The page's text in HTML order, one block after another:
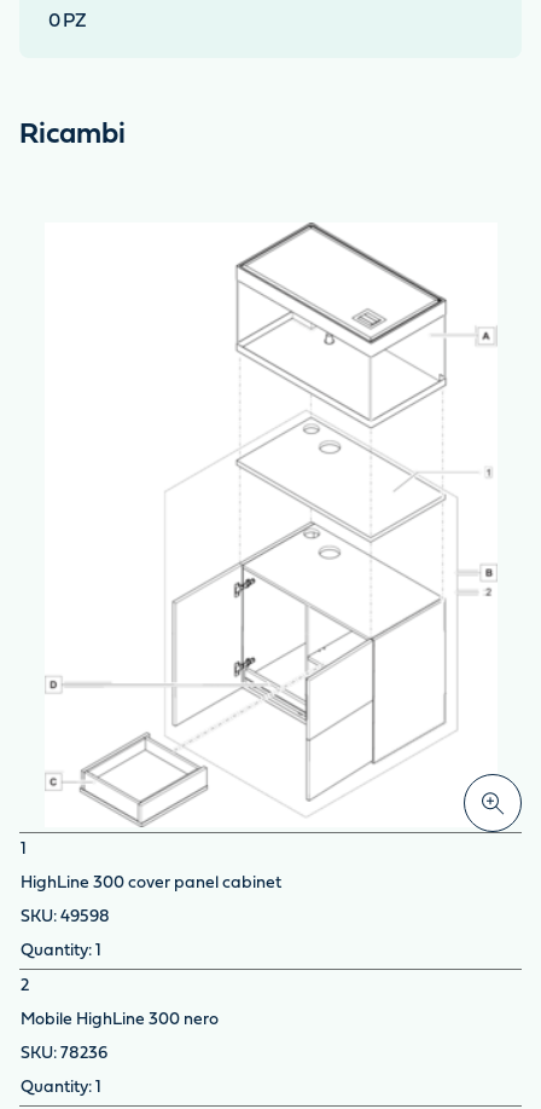
0 PZ
Ricambi
HighLine 300 cover panel cabinet
49598
2
Mobile HighLine 300 nero
78236